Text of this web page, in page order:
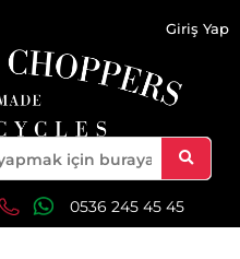
Giriş Yap
0536 245 45 45